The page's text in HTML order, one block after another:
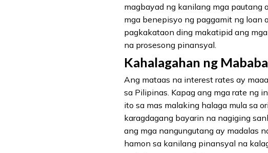
magbayad ng kanilang mga pautang
mga benepisyo ng paggamit ng loan
pagkakataon ding makatipid ang
na prosesong pinansyal.
Kahalagahan ng
Ang mataas na interest rates ay
sa Pilipinas. Kapag ang mga rate ng
ito sa mas malaking halaga mula sa
karagdagang bayarin na nagiging
ang mga nangungutang ay madalas
hamon sa kanilang pinansyal na